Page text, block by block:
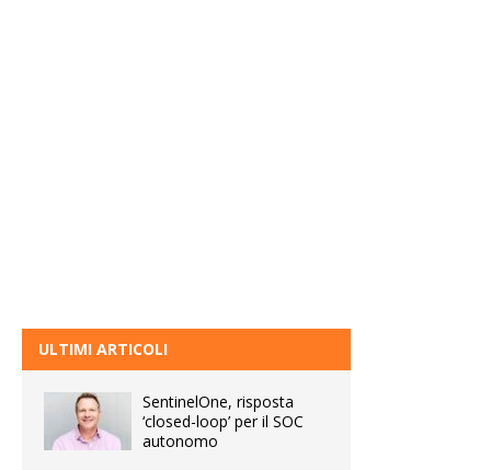
ULTIMI ARTICOLI
SentinelOne, risposta
‘closed-loop’ per il SOC
autonomo